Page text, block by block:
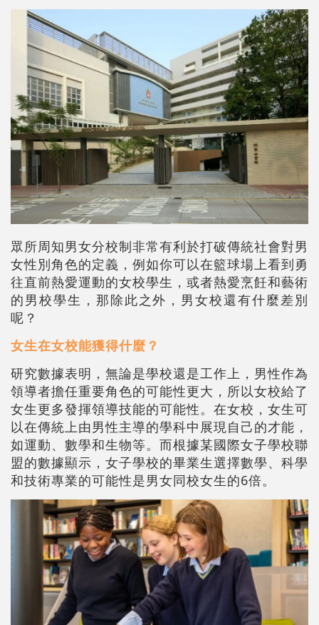
眾所周知男女分校制非常有利於打破傳統社會對男
女性別角色的定義，例如你可以在籃球場上看到勇
往直前熱愛運動的女校學生，或者熱愛烹飪和藝術
的男校學生，那除此之外，男女校還有什麼差別
呢？
女生在女校能獲得什麼？
研究數據表明，無論是學校還是工作上，男性作為
領導者擔任重要角色的可能性更大，所以女校給了
女生更多發揮領導技能的可能性。在女校，女生可
以在傳統上由男性主導的學科中展現自己的才能，
如運動、數學和生物等。而根據某國際女子學校聯
盟的數據顯示，女子學校的畢業生選擇數學、科學
和技術專業的可能性是男女同校女生的6倍。